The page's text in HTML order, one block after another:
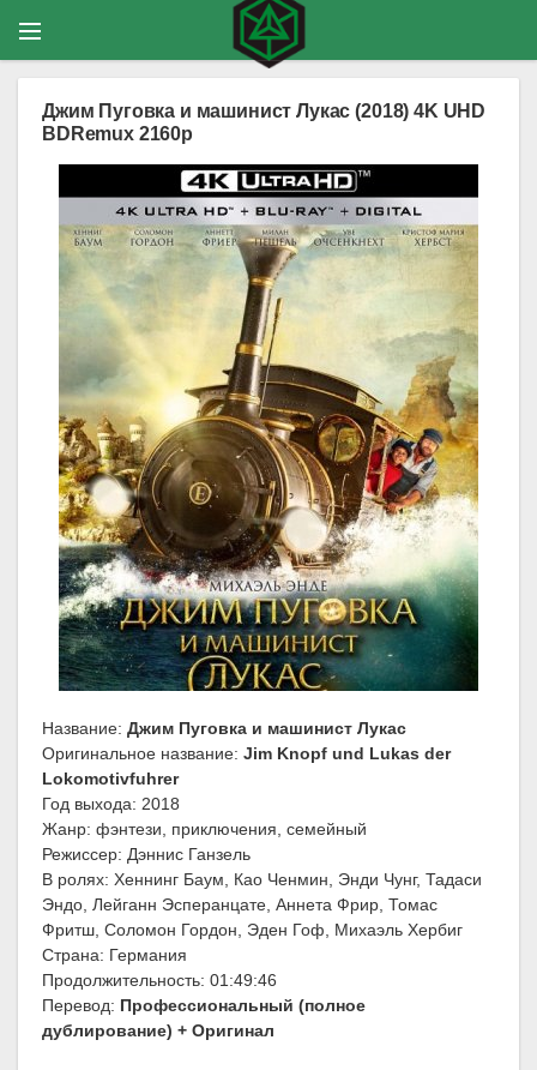
Джим Пуговка и машинист Лукас (2018) 4K UHD
BDRemux 2160p
Название: Джим Пуговка и машинист Лукас
Оригинальное название: Jim Knopf und Lukas der
Lokomotivfuhrer
Год выхода: 2018
Жанр: фэнтези, приключения, семейный
Режиссер: Дэннис Ганзель
В ролях: Хеннинг Баум, Као Ченмин, Энди Чунг, Тадаси
Эндо, Лейганн Эсперанцате, Аннета Фрир, Томас
Фритш, Соломон Гордон, Эден Гоф, Михаэль Хербиг
Страна: Германия
Продолжительность: 01:49:46
Перевод: Профессиональный (полное
дублирование) + Оригинал